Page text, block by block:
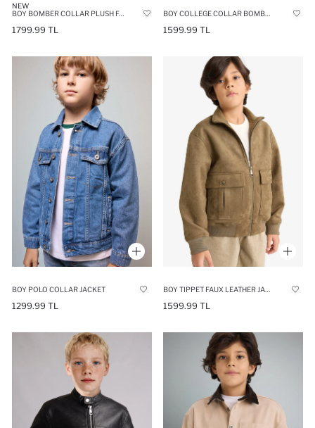
NEW
BOY BOMBER COLLAR PLUSH FAUX LEATHER JACKET
1799.99 TL 1599.99 TL
BOY POLO COLLAR JACKET
1299.99 TL 1599.99 TL